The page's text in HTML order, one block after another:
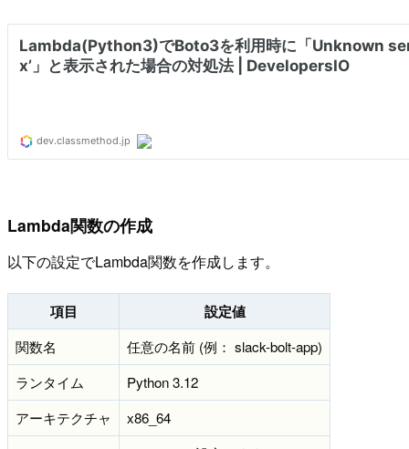
Lambda関数の作成
以下の設定でLambda関数を作成します。
項目 設定値
関数名
任意の名前 (例： slack-bolt-app)
ランタイム
Python 3.12
アーキテクチャ
x86_64